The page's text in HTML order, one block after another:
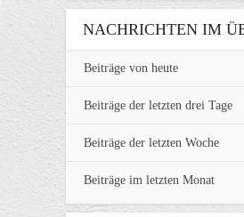
NACHRICHTEN IM
Beiträge von heute
Beiträge der letzten drei Tage
Beiträge der letzten Woche
Beiträge im letzten Monat